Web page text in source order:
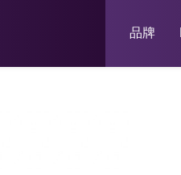
品牌